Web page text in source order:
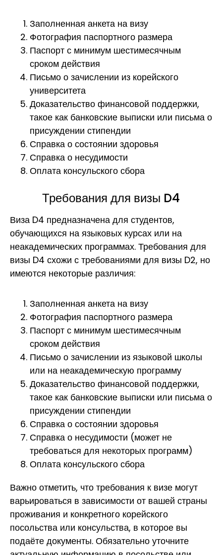
Заполненная анкета на визу
Фотография паспортного размера
Паспорт с минимум шестимесячным
сроком действия
Письмо о зачислении из корейского
университета
Доказательство финансовой поддержки,
такое как банковские выписки или письма о
присуждении стипендии
Справка о состоянии здоровья
Справка о несудимости
Оплата консульского сбора
Требования для визы D4
Виза D4 предназначена для студентов,
обучающихся на языковых курсах или на
неакадемических программах. Требования для
визы D4 схожи с требованиями для визы D2, но
имеются некоторые различия:
Заполненная анкета на визу
Фотография паспортного размера
Паспорт с минимум шестимесячным
сроком действия
Письмо о зачислении из языковой школы
или на неакадемическую программу
Доказательство финансовой поддержки,
такое как банковские выписки или письма о
присуждении стипендии
Справка о состоянии здоровья
Справка о несудимости (может не
требоваться для некоторых программ)
Оплата консульского сбора
Важно отметить, что требования к визе могут
варьироваться в зависимости от вашей страны
проживания и конкретного корейского
посольства или консульства, в которое вы
подаёте документы. Обязательно уточните